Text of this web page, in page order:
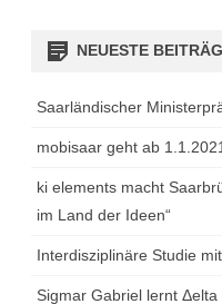
NEUESTE
Saarländischer
mobisaar geht ab
ki elements macht
im Land der Ideen“
Interdisziplinäre Studie
Sigmar Gabriel lernt Δelta